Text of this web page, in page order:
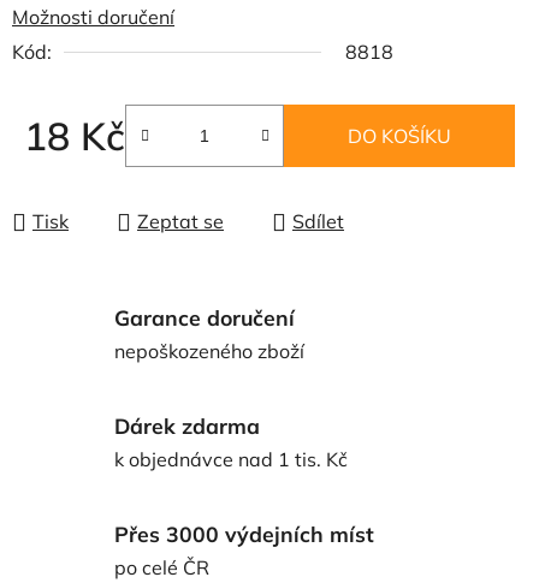
Možnosti doručení
Kód:
8818
18 Kč
Měrná cena:
DO KOŠÍKU
Tisk Zeptat se Sdílet
Garance doručení
nepoškozeného zboží
Dárek zdarma
k objednávce nad 1 tis. Kč
Přes 3000 výdejních míst
po celé ČR